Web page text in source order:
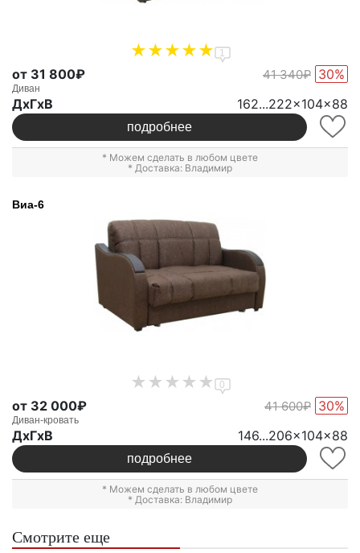
1
от 31 800₽ 41 340₽ 30%
Диван
ДxГxВ 162...222x104x88
подробнее
* Можем сделать в любом цвете
* Доставка: Владимир
Виа-6
0
от 32 000₽ 41 600₽ 30%
Диван-кровать
ДxГxВ 146...206x104x88
подробнее
* Можем сделать в любом цвете
* Доставка: Владимир
Смотрите еще